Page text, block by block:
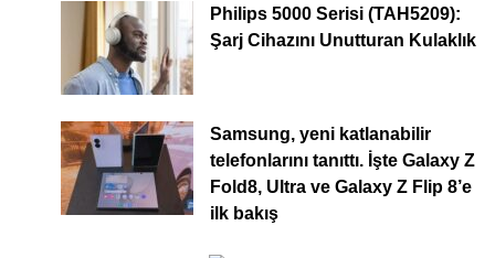
Philips 5000 Serisi (TAH5209):
Şarj Cihazını Unutturan Kulaklık
Samsung, yeni katlanabilir
telefonlarını tanıttı. İşte Galaxy Z
Fold8, Ultra ve Galaxy Z Flip 8’e
ilk bakış